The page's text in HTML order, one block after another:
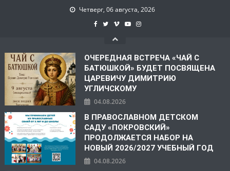
Четверг, 06 августа, 2026
ОЧЕРЕДНАЯ ВСТРЕЧА «ЧАЙ С
БАТЮШКОЙ» БУДЕТ ПОСВЯЩЕНА
ЦАРЕВИЧУ ДИМИТРИЮ
УГЛИЧСКОМУ
04.08.2026
В ПРАВОСЛАВНОМ ДЕТСКОМ
САДУ «ПОКРОВСКИЙ»
ПРОДОЛЖАЕТСЯ НАБОР НА
НОВЫЙ 2026/2027 УЧЕБНЫЙ ГОД
04.08.2026